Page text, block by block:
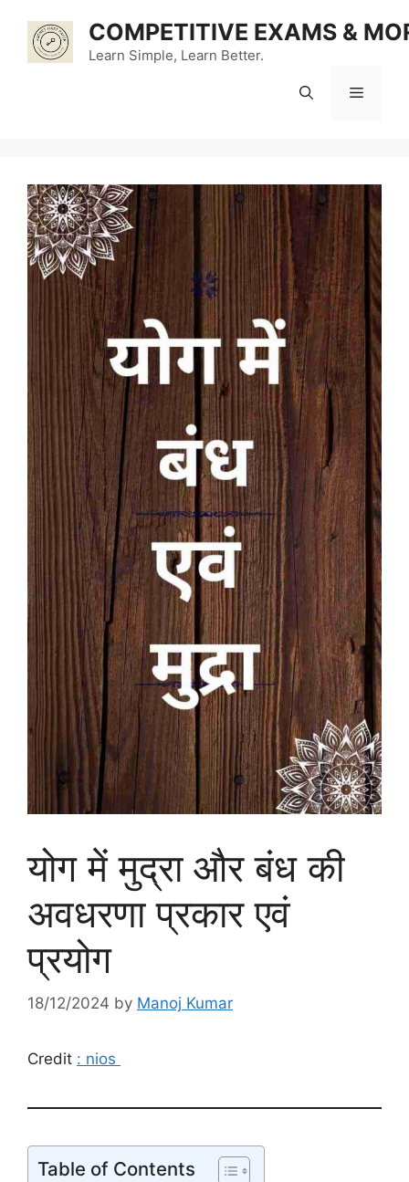
content
COMPETITIVE EXAMS &
Learn Simple, Learn Better.
Menu
योग में मुद्रा और बंध की
अवधरणा प्रकार एवं
प्रयोग
18/12/2024 by Manoj Kumar
Credit : nios
Table of Contents